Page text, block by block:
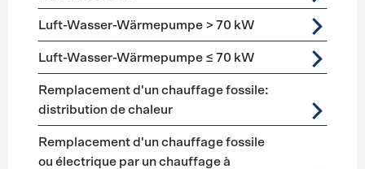
Luft-Wasser-Wärmepumpe > 70 kW
Luft-Wasser-Wärmepumpe ≤ 70 kW
Remplacement d'un chauffage fossile:
distribution de chaleur
Remplacement d'un chauffage fossile
ou électrique par un chauffage à